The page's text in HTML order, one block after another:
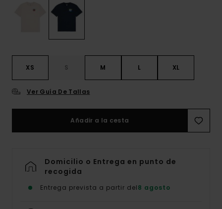
XS S M L XL
Ver Guía De Tallas
Añadir a la cesta
Domicilio o Entrega en punto de
recogida
Entrega prevista a partir del8 agosto